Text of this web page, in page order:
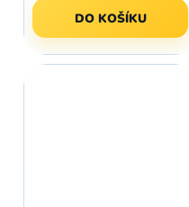
DO KOŠÍKU